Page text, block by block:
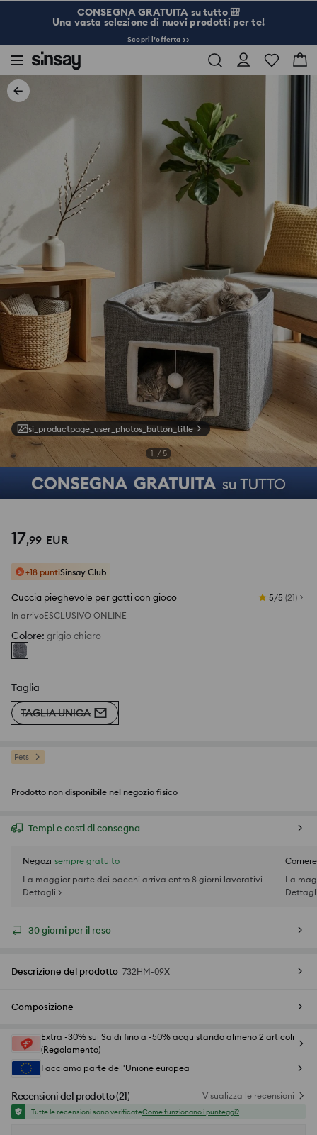
CONSEGNA GRATUITA su tutto 🎒
Una vasta selezione di nuovi prodotti per te!
Scopri l’offerta >>
si_productpage_user_photos_button_title
1 / 5
17,99 EUR
+18 puntiSinsay Club
Cuccia pieghevole per gatti con gioco 5/5 (21)
In arrivoESCLUSIVO ONLINE
Colore: grigio chiaro
Taglia
TAGLIA UNICA
Pets
Prodotto non disponibile nel negozio fisico
Tempi e costi di consegna
Negozi sempre gratuito
La maggior parte dei pacchi arriva entro 8 giorni lavorativi
Dettagli >
La
30 giorni per il reso
Descrizione del prodotto 732HM-09X
Composizione
Extra -30% sui Saldi fino a -50% acquistando almeno 2 articoli
(Regolamento)
Facciamo parte dell'Unione europea
Recensioni del prodotto(21) Visualizza le recensioni
Tutte le recensioni sono verificateCome funzionano i punteggi?